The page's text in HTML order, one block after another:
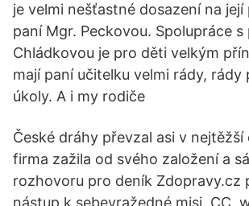
je velmi nešťastné dosazení na
paní Mgr. Peckovou. Spolupráce
Chládkovou je pro děti velkým
mají paní učitelku velmi rády, rády
úkoly. A i my rodiče
České dráhy převzal asi v
firma zažila od svého založení a
rozhovoru pro deník Zdopravy.cz
nástup k sebevražedné misi. CC,